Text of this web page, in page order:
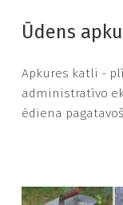
Ūdens
Apkures katli -
administratīvo
ēdiena